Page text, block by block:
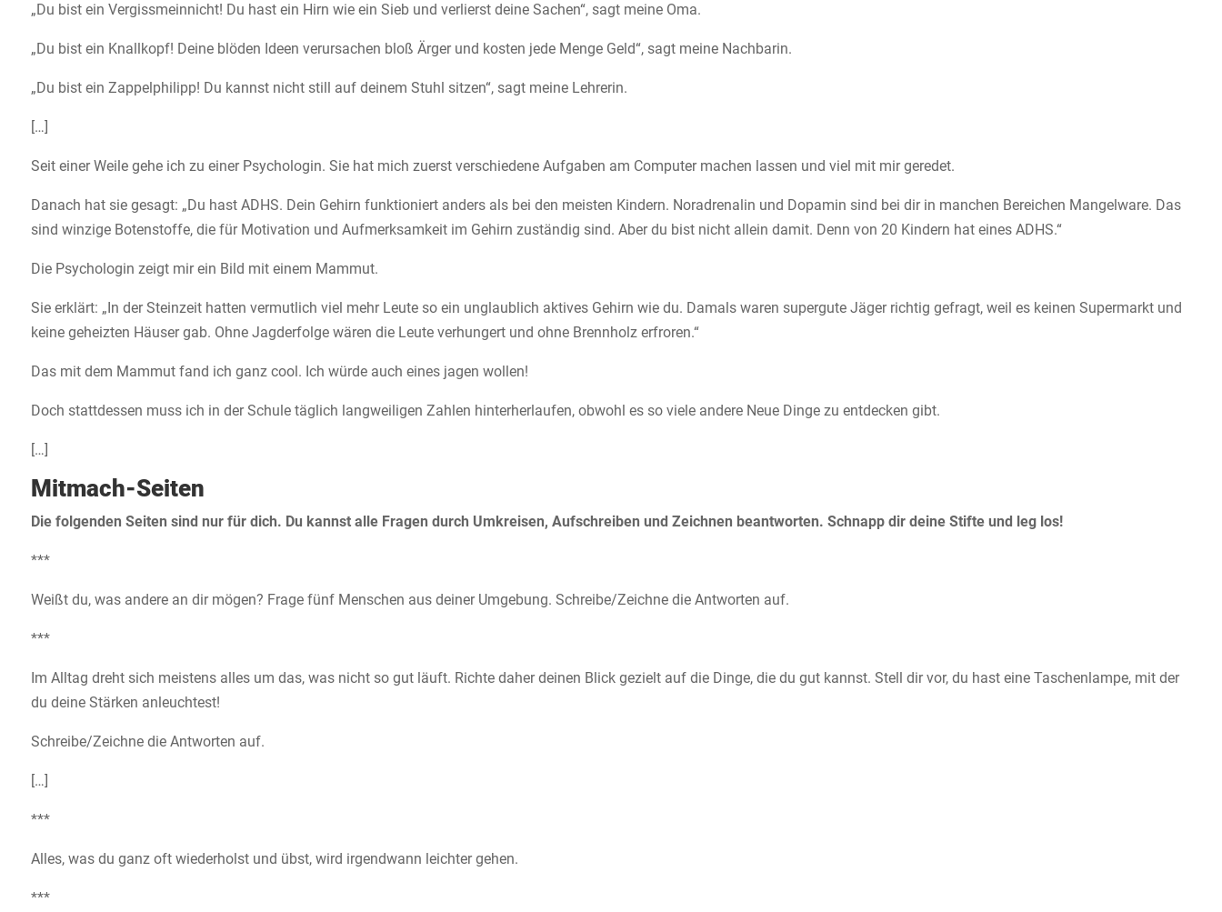
„Du bist ein Vergissmeinnicht! Du hast ein Hirn wie ein Sieb und verlierst deine Sachen“, sagt meine Oma.
„Du bist ein Knallkopf! Deine blöden Ideen verursachen bloß Ärger und kosten jede Menge Geld“, sagt meine Nachbarin.
„Du bist ein Zappelphilipp! Du kannst nicht still auf deinem Stuhl sitzen“, sagt meine Lehrerin.
[…]
Seit einer Weile gehe ich zu einer Psychologin. Sie hat mich zuerst verschiedene Aufgaben am Computer machen lassen und viel mit mir geredet.
Danach hat sie gesagt: „Du hast ADHS. Dein Gehirn funktioniert anders als bei den meisten Kindern. Noradrenalin und Dopamin sind bei dir in manchen Bereichen Mangelware. Das
sind winzige Botenstoffe, die für Motivation und Aufmerksamkeit im Gehirn zuständig sind. Aber du bist nicht allein damit. Denn von 20 Kindern hat eines ADHS.“
Die Psychologin zeigt mir ein Bild mit einem Mammut.
Sie erklärt: „In der Steinzeit hatten vermutlich viel mehr Leute so ein unglaublich aktives Gehirn wie du. Damals waren supergute Jäger richtig gefragt, weil es keinen Supermarkt und
keine geheizten Häuser gab. Ohne Jagderfolge wären die Leute verhungert und ohne Brennholz erfroren.“
Das mit dem Mammut fand ich ganz cool. Ich würde auch eines jagen wollen!
Doch stattdessen muss ich in der Schule täglich langweiligen Zahlen hinterherlaufen, obwohl es so viele andere Neue Dinge zu entdecken gibt.
[…]
Mitmach-Seiten
Die folgenden Seiten sind nur für dich. Du kannst alle Fragen durch Umkreisen, Aufschreiben und Zeichnen beantworten. Schnapp dir deine Stifte und leg los!
***
Weißt du, was andere an dir mögen? Frage fünf Menschen aus deiner Umgebung. Schreibe/Zeichne die Antworten auf.
***
Im Alltag dreht sich meistens alles um das, was nicht so gut läuft. Richte daher deinen Blick gezielt auf die Dinge, die du gut kannst. Stell dir vor, du hast eine Taschenlampe, mit der
du deine Stärken anleuchtest!
Schreibe/Zeichne die Antworten auf.
[…]
***
Alles, was du ganz oft wiederholst und übst, wird irgendwann leichter gehen.
***